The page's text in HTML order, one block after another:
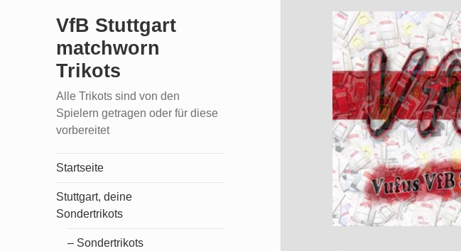
VfB Stuttgart
matchworn
Trikots
Alle Trikots sind von den
Spielern getragen oder für diese
vorbereitet
Startseite
Stuttgart, deine
Sondertrikots
– Sondertrikots